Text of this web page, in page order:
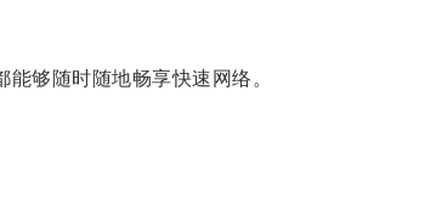
够随时随地畅享快速网络。